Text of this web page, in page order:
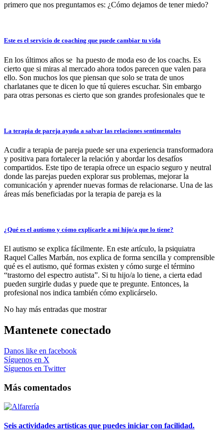
primero que nos preguntamos es: ¿Cómo dejamos de tener miedo?
Este es el servicio de coaching que puede cambiar tu vida
En los últimos años se ha puesto de moda eso de los coachs. Es
cierto que si miras al mercado ahora todos parecen que valen para
ello. Son muchos los que piensan que solo se trata de unos
charlatanes que te dicen lo que tú quieres escuchar. Sin embargo
para otras personas es cierto que son grandes profesionales que te
La terapia de pareja ayuda a salvar las relaciones sentimentales
Acudir a terapia de pareja puede ser una experiencia transformadora
y positiva para fortalecer la relación y abordar los desafíos
compartidos. Este tipo de terapia ofrece un espacio seguro y neutral
donde las parejas pueden explorar sus problemas, mejorar la
comunicación y aprender nuevas formas de relacionarse. Una de las
áreas más beneficiadas por la terapia de pareja es la
¿Qué es el autismo y cómo explicarle a mi hijo/a que lo tiene?
El autismo se explica fácilmente. En este artículo, la psiquiatra
Raquel Calles Marbán, nos explica de forma sencilla y comprensible
qué es el autismo, qué formas existen y cómo surge el término
“trastorno del espectro autista”. Si tu hijo/a lo tiene, a cierta edad
pueden surgirle dudas y puede que te pregunte. Entonces, la
profesional nos indica también cómo explicárselo.
No hay más entradas que mostrar
Mantenete conectado
Danos like en facebook
Síguenos en X
Síguenos en Twitter
Más comentados
Seis actividades artísticas que puedes iniciar con facilidad.